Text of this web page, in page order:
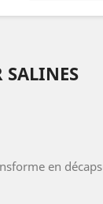
SALINES
en